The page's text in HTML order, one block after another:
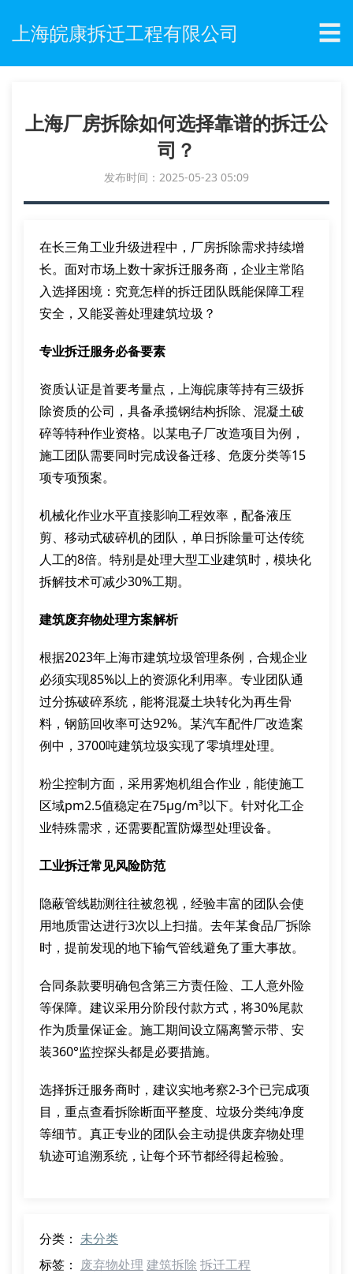
上海皖康拆迁工程有限公司 ☰
上海厂房拆除如何选择靠谱的拆迁公
司？
发布时间：2025-05-23 05:09
在长三角工业升级进程中，厂房拆除需求持续增
长。面对市场上数十家拆迁服务商，企业主常陷
入选择困境：究竟怎样的拆迁团队既能保障工程
安全，又能妥善处理建筑垃圾？
专业拆迁服务必备要素
资质认证是首要考量点，上海皖康等持有三级拆
除资质的公司，具备承揽钢结构拆除、混凝土破
碎等特种作业资格。以某电子厂改造项目为例，
施工团队需要同时完成设备迁移、危废分类等15
项专项预案。
机械化作业水平直接影响工程效率，配备液压
剪、移动式破碎机的团队，单日拆除量可达传统
人工的8倍。特别是处理大型工业建筑时，模块化
拆解技术可减少30%工期。
建筑废弃物处理方案解析
根据2023年上海市建筑垃圾管理条例，合规企业
必须实现85%以上的资源化利用率。专业团队通
过分拣破碎系统，能将混凝土块转化为再生骨
料，钢筋回收率可达92%。某汽车配件厂改造案
例中，3700吨建筑垃圾实现了零填埋处理。
粉尘控制方面，采用雾炮机组合作业，能使施工
区域pm2.5值稳定在75μg/m³以下。针对化工企
业特殊需求，还需要配置防爆型处理设备。
工业拆迁常见风险防范
隐蔽管线勘测往往被忽视，经验丰富的团队会使
用地质雷达进行3次以上扫描。去年某食品厂拆除
时，提前发现的地下输气管线避免了重大事故。
合同条款要明确包含第三方责任险、工人意外险
等保障。建议采用分阶段付款方式，将30%尾款
作为质量保证金。施工期间设立隔离警示带、安
装360°监控探头都是必要措施。
选择拆迁服务商时，建议实地考察2-3个已完成项
目，重点查看拆除断面平整度、垃圾分类纯净度
等细节。真正专业的团队会主动提供废弃物处理
轨迹可追溯系统，让每个环节都经得起检验。
分类： 未分类
标签： 废弃物处理 建筑拆除 拆迁工程